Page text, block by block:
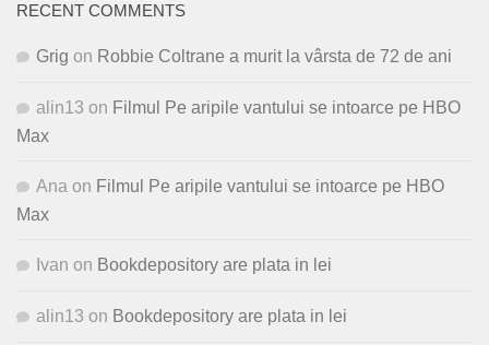
RECENT COMMENTS
Grig on Robbie Coltrane a murit la vârsta de 72 de ani
alin13 on Filmul Pe aripile vantului se intoarce pe HBO
Max
Ana on Filmul Pe aripile vantului se intoarce pe HBO
Max
Ivan on Bookdepository are plata in lei
alin13 on Bookdepository are plata in lei